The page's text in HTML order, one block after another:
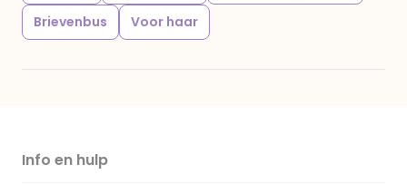
Brievenbus
Voor haar
Info en hulp